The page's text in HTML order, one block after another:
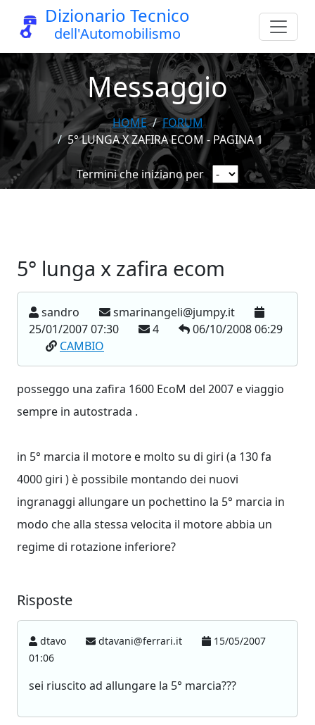
Dizionario Tecnico
dell'Automobilismo
Messaggio
HOME
FORUM
5° LUNGA X ZAFIRA ECOM - PAGINA 1
Termini che iniziano per
5° lunga x zafira ecom
sandro
smarinangeli@jumpy.it
25/01/2007 07:30
4
06/10/2008 06:29
CAMBIO
posseggo una zafira 1600 EcoM del 2007 e viaggio
sempre in autostrada .
in 5° marcia il motore e molto su di giri (a 130 fa
4000 giri ) è possibile montando dei nuovi
ingranaggi allungare un pochettino la 5° marcia in
modo che alla stessa velocita il motore abbia un
regime di rotazione inferiore?
Risposte
dtavo dtavani@ferrari.it
15/05/2007
01:06
sei riuscito ad allungare la 5° marcia???